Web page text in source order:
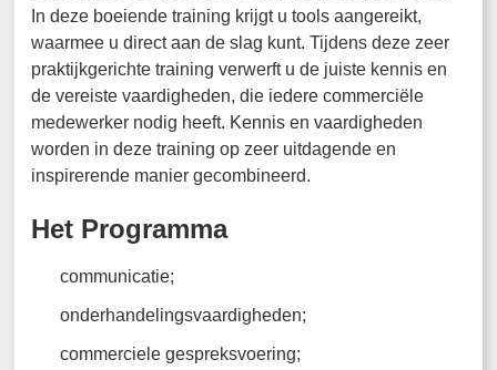
In deze boeiende training krijgt u tools aangereikt,
waarmee u direct aan de slag kunt. Tijdens deze zeer
praktijkgerichte training verwerft u de juiste kennis en
de vereiste vaardigheden, die iedere commerciële
medewerker nodig heeft. Kennis en vaardigheden
worden in deze training op zeer uitdagende en
inspirerende manier gecombineerd.
Het Programma
communicatie;
onderhandelingsvaardigheden;
commerciele gespreksvoering;